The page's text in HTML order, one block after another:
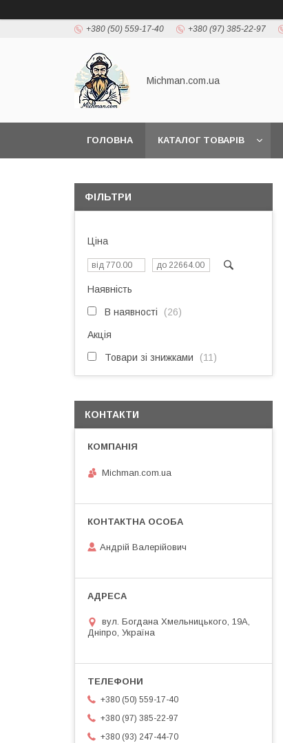
+380 (50) 559-17-40 +380 (97) 385-22-97
Michman.com.ua
ГОЛОВНА КАТАЛОГ ТОВАРІВ
ФІЛЬТРИ
Ціна
Наявність
В наявності 26
Акція
Товари зі знижками 11
КОНТАКТИ
Michman.com.ua
Андрій Валерійович
вул. Богдана Хмельницького, 19А,
Дніпро, Україна
+380 (50) 559-17-40
+380 (97) 385-22-97
+380 (93) 247-44-70